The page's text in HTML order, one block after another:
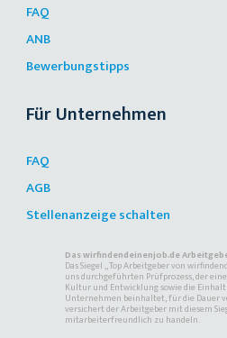
FAQ
ANB
Bewerbungstipps
Für Unternehmen
FAQ
AGB
Stellenanzeige schalten
Das wirfindendeinenjob.de
Das Siegel „Top Arbeitgeber von
uns durchgeführten Prüfprozess, der
Kultur und Entwicklung sowie die
Unternehmen beinhaltet, für die Dauer
versichert der Arbeitgeber mit diesem
mitarbeiterfreundlich zu handeln.